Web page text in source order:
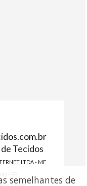
Tecidos
LTDA - ME
semelhantes de